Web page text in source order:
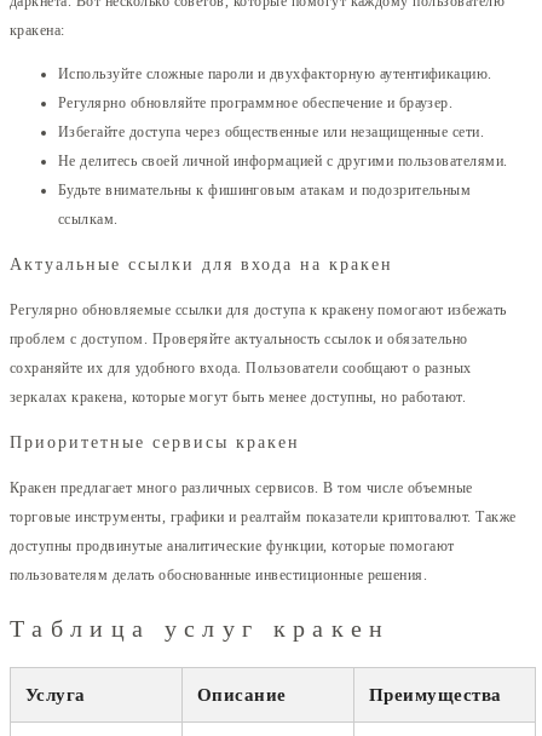
кракена:
Используйте сложные пароли и двухфакторную аутентификацию.
Регулярно обновляйте программное обеспечение и браузер.
Избегайте доступа через общественные или незащищенные сети.
Не делитесь своей личной информацией с другими пользователями.
Будьте внимательны к фишинговым атакам и подозрительным
ссылкам.
Актуальные ссылки для входа на кракен
Регулярно обновляемые ссылки для доступа к кракену помогают избежать
проблем с доступом. Проверяйте актуальность ссылок и обязательно
сохраняйте их для удобного входа. Пользователи сообщают о разных
зеркалах кракена, которые могут быть менее доступны, но работают.
Приоритетные сервисы кракен
Кракен предлагает много различных сервисов. В том числе объемные
торговые инструменты, графики и реалтайм показатели криптовалют. Также
доступны продвинутые аналитические функции, которые помогают
пользователям делать обоснованные инвестиционные решения.
Таблица услуг кракен
Услуга Описание Преимущества